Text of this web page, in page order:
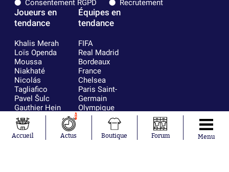
Consentement RGPD
Recrutement
Joueurs en
tendance
Khalis Merah
Loïs Openda
Moussa
Niakhaté
Nicolás
Tagliafico
Pavel Šulc
Gauthier Hein
Lionel Messi
Gonzalo
García Torres
Équipes en
tendance
FIFA
Real Madrid
Bordeaux
France
Chelsea
Paris Saint-
Germain
Olympique
lyonnais
AC Milan
RC Strasbourg
Accueil
1
Actus Boutique Forum Menu